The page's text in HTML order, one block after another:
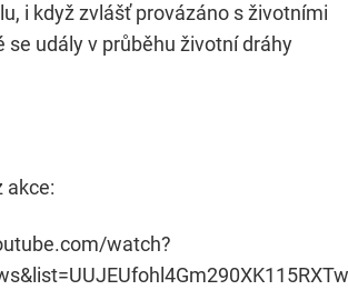
i když zvlášť provázáno s životními
se udály v průběhu životní dráhy
akce:
watch?